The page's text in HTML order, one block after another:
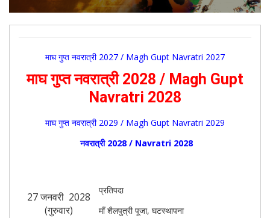
माघ गुप्त नवरात्री 2027 / Magh Gupt Navratri 2027
माघ गुप्त नवरात्री 2028 / Magh Gupt
Navratri 2028
माघ गुप्त नवरात्री 2029 / Magh Gupt Navratri 2029
नवरात्री 2028 / Navratri 2028
27 जनवरी 2028
(गुरुवार)
प्रतिपदा
माँ शैलपुत्री पूजा, घटस्थापना